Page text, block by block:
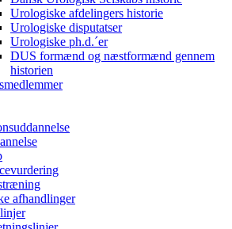
Urologiske afdelingers historie
Urologiske disputatser
Urologiske ph.d.´er
DUS formænd og næstformænd gennem
historien
afhandlinger